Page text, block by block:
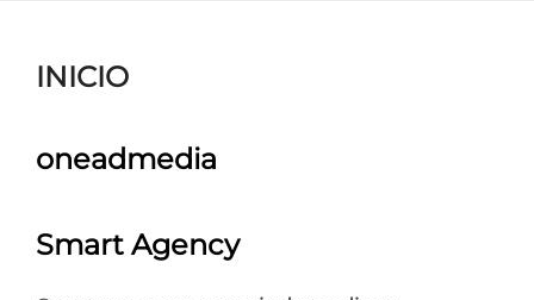
INICIO
oneadmedia
Smart Agency